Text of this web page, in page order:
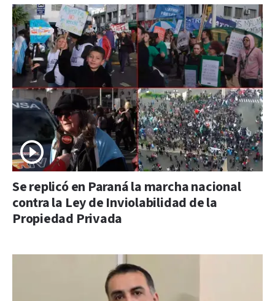
Se replicó en Paraná la marcha nacional
contra la Ley de Inviolabilidad de la
Propiedad Privada